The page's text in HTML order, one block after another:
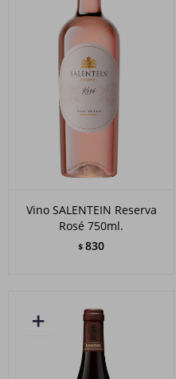
Vino SALENTEIN Reserva
Rosé 750ml.
$ 830